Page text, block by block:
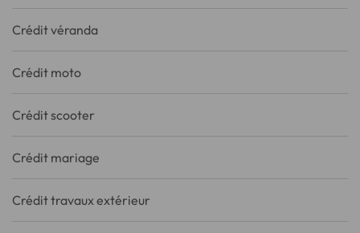
Crédit véranda
Crédit moto
Crédit scooter
Crédit mariage
Crédit travaux extérieur